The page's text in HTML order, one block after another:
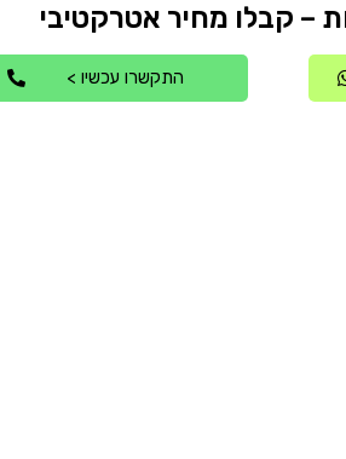
התקשרו עכשיו >